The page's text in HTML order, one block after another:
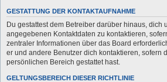
GESTATTUNG DER KONTAKTAUFNAHME
Du gestattest dem Betreiber darüber hinaus, dich
angegebenen Kontaktdaten zu kontaktieren,
zentraler Informationen über das Board
er und andere Benutzer dich kontaktieren, sofern
persönlichen Bereich gestattet hast.
GELTUNGSBEREICH DIESER RICHTLINIE